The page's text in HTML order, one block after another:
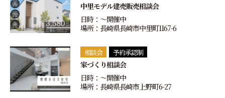
中里モデル建売販売相談会
日時：〜開催中
場所：長崎県長崎市中里町1167-6
相談会 予約承認制
家づくり相談会
日時：〜開催中
場所：長崎県長崎市上野町6-27